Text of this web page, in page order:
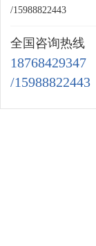
/15988822443
全国咨询热线
18768429347
/15988822443